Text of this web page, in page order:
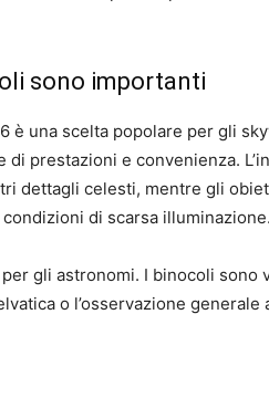
sono importanti
è una scelta popolare per gli
di prestazioni e convenienza.
dettagli celesti, mentre gli
di scarsa illuminazione.
gli astronomi. I binocoli
o l’osservazione generale